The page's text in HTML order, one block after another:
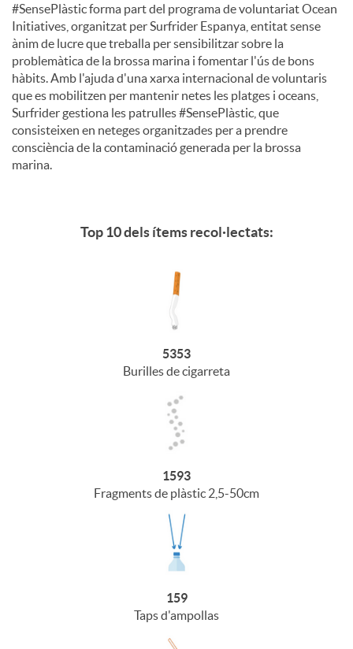
#SensePlàstic forma part del programa de voluntariat Ocean
Initiatives, organitzat per Surfrider Espanya, entitat sense
ànim de lucre que treballa per sensibilitzar sobre la
problemàtica de la brossa marina i fomentar l'ús de bons
hàbits. Amb l'ajuda d'una xarxa internacional de voluntaris
que es mobilitzen per mantenir netes les platges i oceans,
Surfrider gestiona les patrulles #SensePlàstic, que
consisteixen en neteges organitzades per a prendre
consciència de la contaminació generada per la brossa
marina.
Top 10 dels ítems recol·lectats:
5353
Burilles de cigarreta
1593
Fragments de plàstic 2,5-50cm
159
Taps d'ampollas